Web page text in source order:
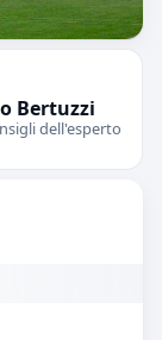
Bertuzzi
dell'esperto